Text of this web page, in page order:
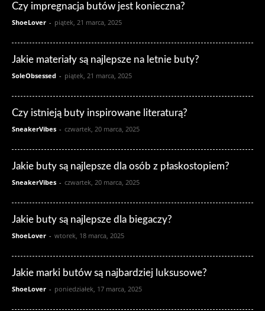
Czy impregnacja butów jest konieczna?
ShoeLover - piątek, 21 marca, 2025
Jakie materiały są najlepsze na letnie buty?
SoleObsessed - piątek, 21 marca, 2025
Czy istnieją buty inspirowane literaturą?
SneakerVibes - czwartek, 20 marca, 2025
Jakie buty są najlepsze dla osób z płaskostopiem?
SneakerVibes - czwartek, 20 marca, 2025
Jakie buty są najlepsze dla biegaczy?
ShoeLover - wtorek, 18 marca, 2025
Jakie marki butów są najbardziej luksusowe?
ShoeLover - poniedziałek, 17 marca, 2025